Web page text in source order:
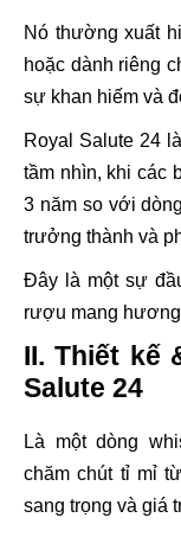
Nó thường xuất
hoặc dành riêng
sự khan hiếm và
Royal Salute 24
tầm nhìn, khi các
3 năm so với
trưởng thành và
Đây là một sự
rượu mang
II. Thiết kế
Salute 24
Là một dòng
chăm chút tỉ mỉ
sang trọng và giá